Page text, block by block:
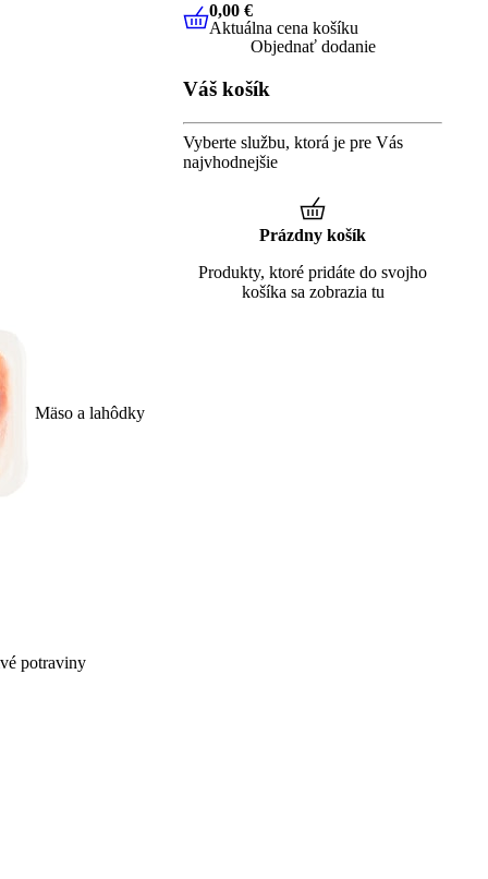
Mäso a lahôdky
potraviny
0,00 €Aktuálna cena košíku
0,00 €
Aktuálna cena košíku
Objednať dodanie
Váš košík
Vyberte službu, ktorá je pre Vás
najvhodnejšie
Prázdny košík
Produkty, ktoré pridáte do svojho
košíka sa zobrazia tu